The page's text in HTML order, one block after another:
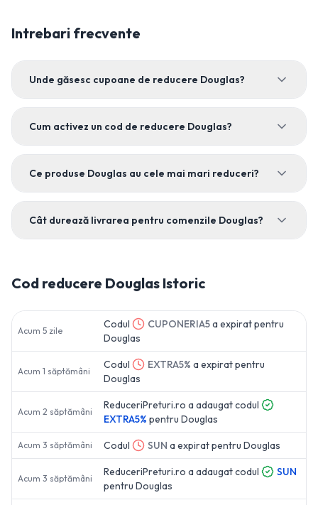
Intrebari frecvente
Unde găsesc cupoane de reducere Douglas?
Cum activez un cod de reducere Douglas?
Ce produse Douglas au cele mai mari reduceri?
Cât durează livrarea pentru comenzile Douglas?
Cod reducere Douglas Istoric
Acum 5 zile
Codul CUPONERIA5a expirat pentru
Douglas
Acum 1 săptămâni
Codul EXTRA5% a expirat pentru
Douglas
Acum 2 săptămâni
ReduceriPreturi.ro a adaugat codul
EXTRA5% pentru Douglas
Acum 3 săptămâni Codul SUN a expirat pentru Douglas
Acum 3 săptămâni
ReduceriPreturi.ro a adaugat codul
SUN
pentru Douglas